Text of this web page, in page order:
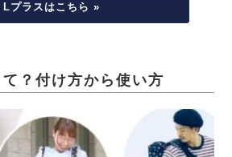
Lプラスはこちら »
？付け方から使い方